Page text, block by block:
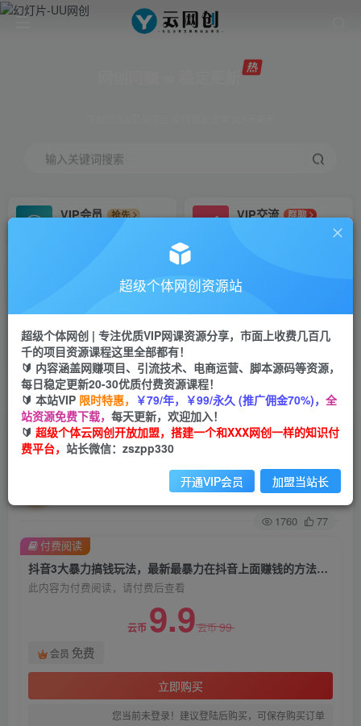
输入关键词搜索
VIP会员
抢先
VIP交流
群聊
研究探讨更多创业项目路子。
会员专属推广链接
招募站长
挂机
项目
脚本卡密
APP下载
GO
首页 创业课程 会员免费 正文
抖音3大暴力搞钱玩法，最新最暴力在抖音上面赚
钱的方法【揭秘】
关注 私信
1760 77
抖音3大暴力搞钱玩法，最新最暴力在抖音上面赚钱的方法【揭秘】
此内容为付费阅读，请付费后查看
云币 9.9云币99
会员 免费
立即购买
您当前未登录！建议登陆后购买，可保存购买订单
付费阅读
超级个体网创资源站
超级个体网创 | 专注优质VIP网课资源分享，市面上收费几百几
千的项目资源课程这里全部都有！
🔰 内容涵盖网赚项目、引流技术、电商运营、脚本源码等资源，
每日稳定更新20-30优质付费资源课程！
🔰 本站VIP 限时特惠， ￥79/年，￥99/永久 (推广佣金70%)， 全
站资源免费下载， 每天更新，欢迎加入！
🔰 超级个体云网创开放加盟，搭建一个和XXX网创一样的知识付
费平台， 站长微信：zszpp330
开通VIP会员 加盟当站长